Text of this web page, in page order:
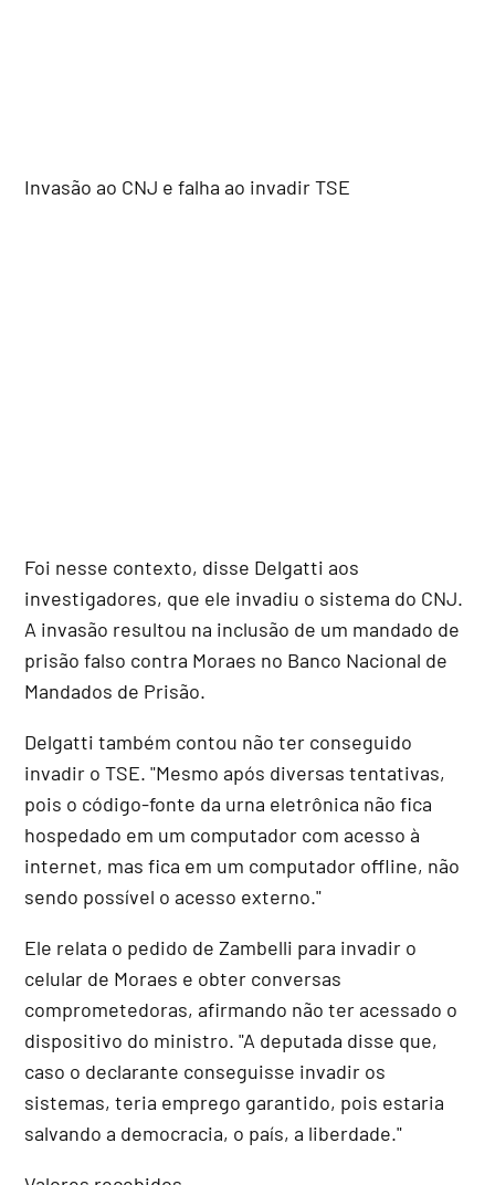
Invasão ao CNJ e falha ao invadir TSE
Foi nesse contexto, disse Delgatti aos
investigadores, que ele invadiu o sistema do CNJ.
A invasão resultou na inclusão de um mandado de
prisão falso contra Moraes no Banco Nacional de
Mandados de Prisão.
Delgatti também contou não ter conseguido
invadir o TSE. "Mesmo após diversas tentativas,
pois o código-fonte da urna eletrônica não fica
hospedado em um computador com acesso à
internet, mas fica em um computador offline, não
sendo possível o acesso externo."
Ele relata o pedido de Zambelli para invadir o
celular de Moraes e obter conversas
comprometedoras, afirmando não ter acessado o
dispositivo do ministro. "A deputada disse que,
caso o declarante conseguisse invadir os
sistemas, teria emprego garantido, pois estaria
salvando a democracia, o país, a liberdade."